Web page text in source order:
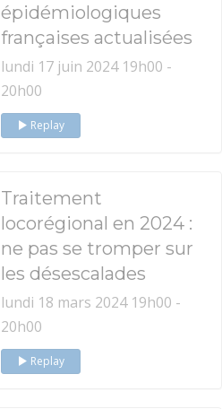
épidémiologiques
françaises actualisées
lundi 17 juin 2024 19h00 -
20h00
Replay
Traitement
locorégional en 2024 :
ne pas se tromper sur
les désescalades
lundi 18 mars 2024 19h00 -
20h00
Replay